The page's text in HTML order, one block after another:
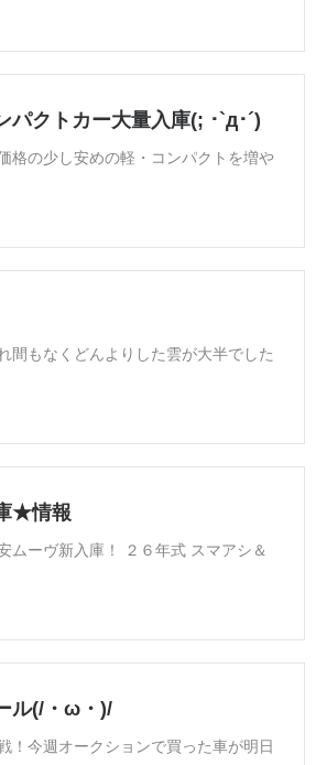
クトカー大量入庫(; ･`д･´)
格の少し安めの軽・コンパクトを増や
間もなくどんよりした雲が大半でした
★情報
ムーヴ新入庫！ ２６年式 スマアシ＆
ル(/・ω・)/
！今週オークションで買った車が明日